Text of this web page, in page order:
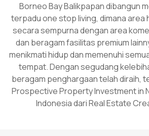
Borneo Bay Balikpapan dibangun
terpadu one stop living, dimana area
secara sempurna dengan area
dan beragam fasilitas premium
menikmati hidup dan memenuhi
tempat. Dengan segudang
beragam penghargaan telah diraih,
Prospective Property Investment in
Indonesia dari Real Estate